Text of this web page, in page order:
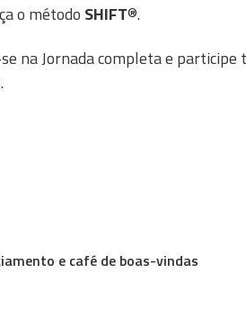
o método SHIFT®.
na Jornada completa e
e café de boas-vindas